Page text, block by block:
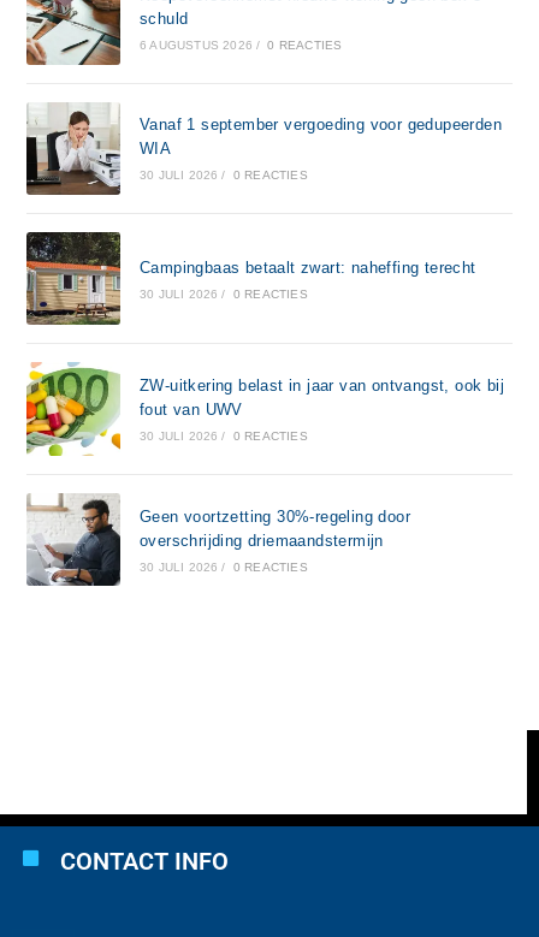
schuld
6 AUGUSTUS 2026 / 0 REACTIES
Vanaf 1 september vergoeding voor gedupeerden
WIA
30 JULI 2026 / 0 REACTIES
Campingbaas betaalt zwart: naheffing terecht
30 JULI 2026 / 0 REACTIES
ZW-uitkering belast in jaar van ontvangst, ook bij
fout van UWV
30 JULI 2026 / 0 REACTIES
Geen voortzetting 30%-regeling door
overschrijding driemaandstermijn
30 JULI 2026 / 0 REACTIES
CONTACT INFO